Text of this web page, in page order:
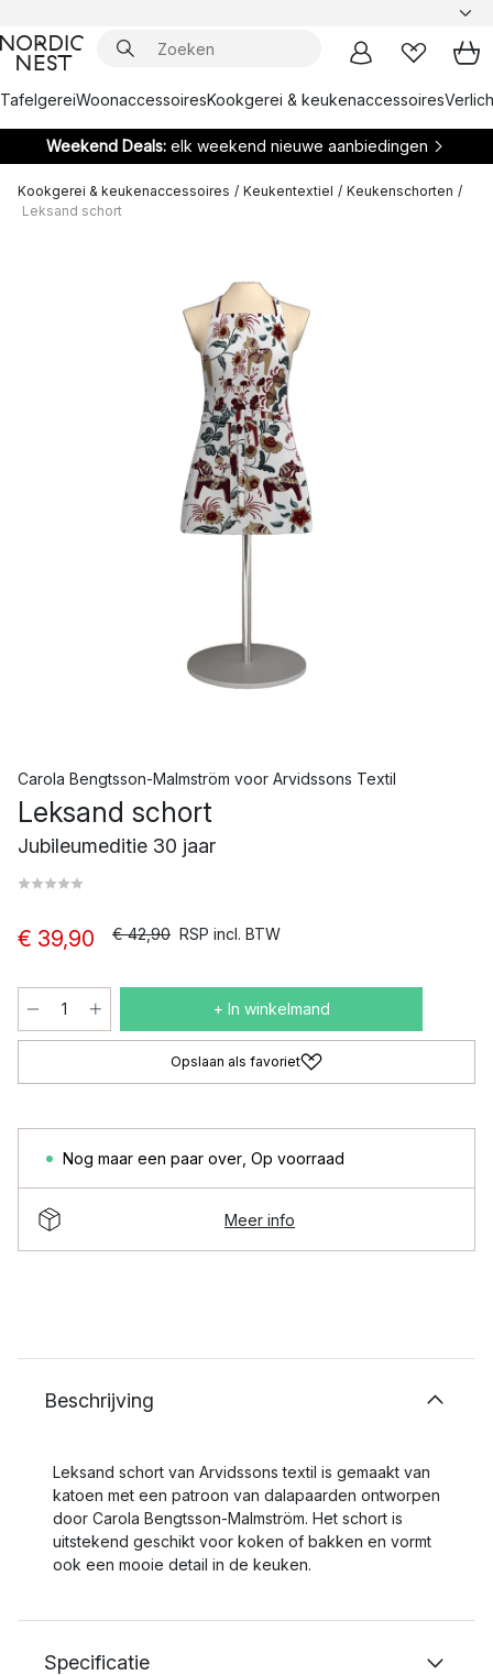
TafelgereiWoonaccessoiresKookgerei & keukenaccessoires
Weekend Deals: elk weekend nieuwe aanbiedingen
Kookgerei & keukenaccessoires / Keukentextiel / Keukenschorten /
Leksand schort
Carola Bengtsson-Malmström voor Arvidssons Textil
Leksand schort
Jubileumeditie 30 jaar
€ 39,90 € 42,90 RSP incl. BTW
+ In winkelmand
Opslaan als favoriet
Nog maar een paar over Op voorraad
Meer info
Beschrijving
Leksand schort van Arvidssons textil is gemaakt van
katoen met een patroon van dalapaarden ontworpen
door Carola Bengtsson-Malmström. Het schort is
uitstekend geschikt voor koken of bakken en vormt
ook een mooie detail in de keuken.
Specificatie